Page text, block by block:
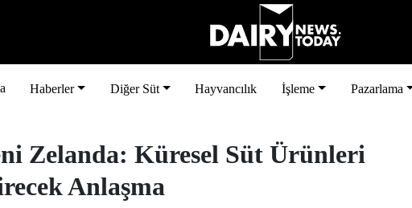
Haberler Diğer Süt Hayvancılık İşleme Pazarlama
Zelanda: Küresel Süt Ürünleri
Anlaşma